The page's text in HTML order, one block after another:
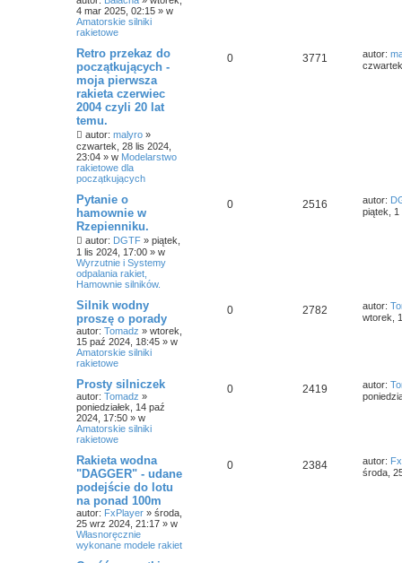
4 mar 2025, 02:15 » w
Amatorskie silniki
rakietowe
Retro przekaz do
początkujących -
moja pierwsza
rakieta czerwiec
2004 czyli 20 lat
temu.
autor: malyro »
czwartek, 28 lis 2024,
23:04 » w Modelarstwo
rakietowe dla
początkujących
0 3771 autor:
Pytanie o
hamownie w
Rzepienniku.
autor: DGTF » piątek,
1 lis 2024, 17:00 » w
Wyrzutnie i Systemy
odpalania rakiet,
Hamownie silników.
0 2516 autor:
piątek, 1
Silnik wodny
proszę o porady
autor: Tomadz » wtorek,
15 paź 2024, 18:45 » w
Amatorskie silniki
rakietowe
0 2782 autor:
wtorek,
Prosty silniczek
autor: Tomadz »
poniedziałek, 14 paź
2024, 17:50 » w
Amatorskie silniki
rakietowe
0 2419 autor:
Rakieta wodna
"DAGGER" - udane
podejście do lotu
na ponad 100m
autor: FxPlayer » środa,
25 wrz 2024, 21:17 » w
Własnoręcznie
wykonane modele rakiet
0 2384 autor:
środa,